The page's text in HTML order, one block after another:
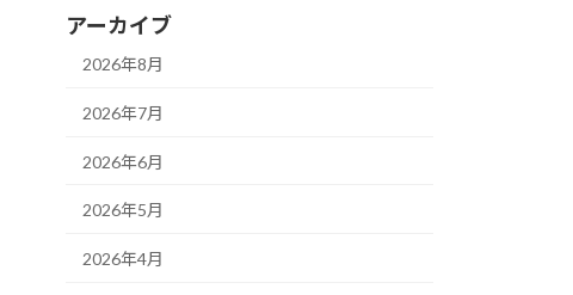
アーカイブ
2026年8月
2026年7月
2026年6月
2026年5月
2026年4月